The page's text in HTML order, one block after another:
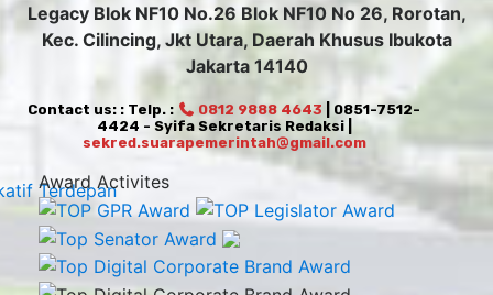
Legacy Blok NF10 No.26 Blok NF10 No 26, Rorotan,
Kec. Cilincing, Jkt Utara, Daerah Khusus Ibukota
Jakarta 14140
Contact us: : Telp. : 0812 9888 4643 | 0851-7512-
4424 - Syifa Sekretaris Redaksi |
sekred.suarapemerintah@gmail.com
Award Activites